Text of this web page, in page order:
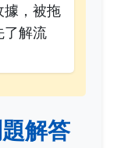
據，被拖
了解流
解答